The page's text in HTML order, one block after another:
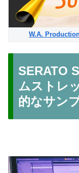
W.A.
SERATO
ムストレ
的なサン